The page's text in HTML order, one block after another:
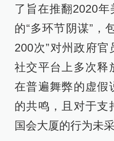
了旨在推翻2020
的“多环节阴谋”，
200次”对州政府
社交平台上多次释
在普遍舞弊的虚假
的共鸣，且对于支
国会大厦的行为未